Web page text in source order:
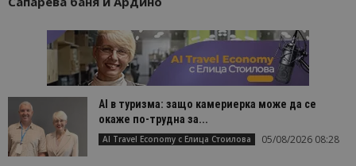
AI в туризма: защо камериерка може да се
окаже по-трудна за...
AI Travel Economy с Елица Стоилова 05/08/2026 08:28